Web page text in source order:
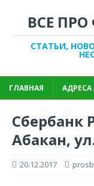
ВСЕ
СТАТЬИ,
ГЛАВНАЯ АДРЕСА
Сбербанк
Абакан,
20.12.2017